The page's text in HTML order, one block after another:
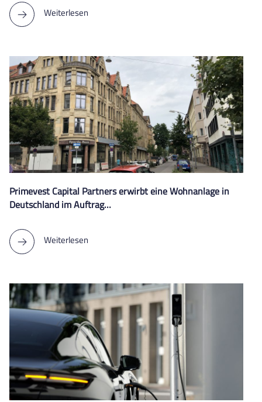
Weiterlesen
Primevest Capital Partners erwirbt eine Wohnanlage in
Deutschland im Auftrag…
Weiterlesen